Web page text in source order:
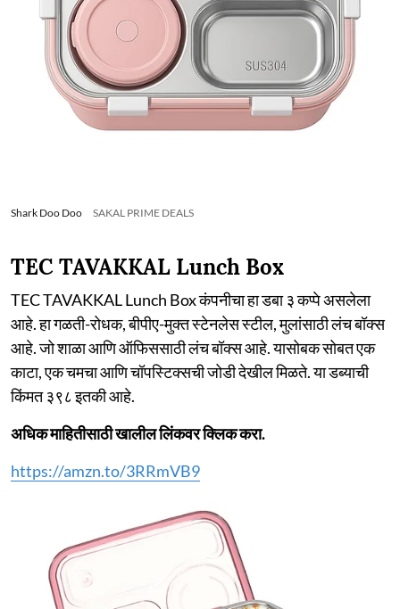
Shark Doo Doo SAKAL PRIME DEALS
TEC TAVAKKAL Lunch Box
TEC TAVAKKAL Lunch Box कंपनीचा हा डबा ३ कप्पे असलेला
आहे. हा गळती-रोधक, बीपीए-मुक्त स्टेनलेस स्टील, मुलांसाठी लंच बॉक्स
आहे. जो शाळा आणि ऑफिससाठी लंच बॉक्स आहे. यासोबक सोबत एक
काटा, एक चमचा आणि चॉपस्टिक्सची जोडी देखील मिळते. या डब्याची
किंमत ३९८ इतकी आहे.
अधिक माहितीसाठी खालील लिंकवर क्लिक करा.
https://amzn.to/3RRmVB9